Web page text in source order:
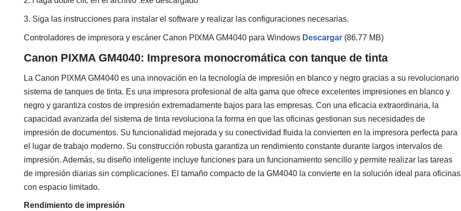
3. Siga las instrucciones para instalar el software y realizar las configuraciones necesarias.
Controladores de impresora y escáner Canon PIXMA GM4040 para Windows Descargar (86.77 MB)
Canon PIXMA GM4040: Impresora monocromática con tanque de tinta
La Canon PIXMA GM4040 es una innovación en la tecnología de impresión en blanco y negro gracias a su revolucionario
sistema de tanques de tinta. Es una impresora profesional de alta gama que ofrece excelentes impresiones en blanco y
negro y garantiza costos de impresión extremadamente bajos para las empresas. Con una eficacia extraordinaria, la
capacidad avanzada del sistema de tinta revoluciona la forma en que las oficinas gestionan sus necesidades de
impresión de documentos. Su funcionalidad mejorada y su conectividad fluida la convierten en la impresora perfecta para
el lugar de trabajo moderno. Su construcción robusta garantiza un rendimiento constante durante largos intervalos de
impresión. Además, su diseño inteligente incluye funciones para un funcionamiento sencillo y permite realizar las tareas
de impresión diarias sin complicaciones. El tamaño compacto de la GM4040 la convierte en la solución ideal para oficinas
con espacio limitado.
Rendimiento de impresión